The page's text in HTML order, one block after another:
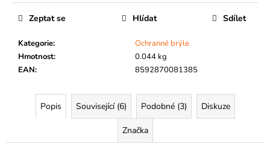
Kategorie:
Ochranné brýle
Hmotnost:
0.044 kg
EAN: 8592870081385
Zeptat se Hlídat Sdílet
Popis Související (6) Podobné (3) Diskuze
Značka